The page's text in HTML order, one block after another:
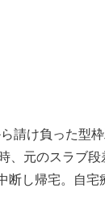
請け負った型
元のスラブ
し帰宅。自